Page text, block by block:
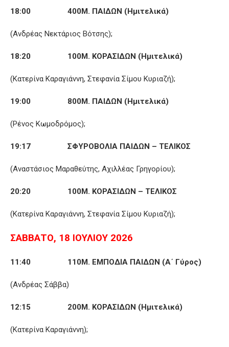
18:00 400Μ. ΠΑΙΔΩΝ (Ημιτελικά)
(Ανδρέας Νεκτάριος Βότσης);
18:20 100Μ. ΚΟΡΑΣΙΔΩΝ (Ημιτελικά)
(Κατερίνα Καραγιάννη, Στεφανία Σίμου Κυριαζή);
19:00 800Μ. ΠΑΙΔΩΝ (Ημιτελικά)
(Ρένος Κωμοδρόμος);
19:17 ΣΦΥΡΟΒΟΛΙΑ ΠΑΙΔΩΝ – ΤΕΛΙΚΟΣ
(Αναστάσιος Μαραθεύτης, Αχιλλέας Γρηγορίου);
20:20 100Μ. ΚΟΡΑΣΙΔΩΝ – ΤΕΛΙΚΟΣ
(Κατερίνα Καραγιάννη, Στεφανία Σίμου Κυριαζή);
ΣΑΒΒΑΤΟ, 18 ΙΟΥΛΙΟΥ 2026
11:40 110Μ. ΕΜΠΟΔΙΑ ΠΑΙΔΩΝ (Α΄ Γύρος)
(Ανδρέας Σάββα)
12:15 200Μ. ΚΟΡΑΣΙΔΩΝ (Ημιτελικά)
(Κατερίνα Καραγιάννη);